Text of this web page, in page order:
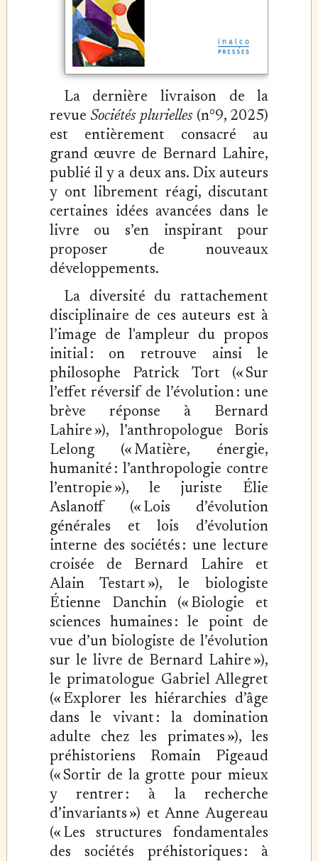
La dernière livraison de la
revue Sociétés plurielles(n°9, 2025)
est entièrement consacré au
grand œuvre de Bernard Lahire,
publié il y a deux ans. Dix auteurs
y ont librement réagi, discutant
certaines idées avancées dans le
livre ou s’en inspirant pour
proposer de nouveaux
développements.
La diversité du rattachement
disciplinaire de ces auteurs est à
l’image de l'ampleur du propos
initial : on retrouve ainsi le
philosophe Patrick Tort (« Sur
l’effet réversif de l’évolution : une
brève réponse à Bernard
Lahire »), l’anthropologue Boris
Lelong (« Matière, énergie,
humanité : l’anthropologie contre
l’entropie »), le juriste Élie
Aslanoff (« Lois d’évolution
générales et lois d’évolution
interne des sociétés : une lecture
croisée de Bernard Lahire et
Alain Testart »), le biologiste
Étienne Danchin (« Biologie et
sciences humaines : le point de
vue d’un biologiste de l’évolution
sur le livre de Bernard Lahire »),
le primatologue Gabriel Allegret
(« Explorer les hiérarchies d’âge
dans le vivant : la domination
adulte chez les primates »), les
préhistoriens Romain Pigeaud
(« Sortir de la grotte pour mieux
y rentrer : à la recherche
d’invariants ») et Anne Augereau
(« Les structures fondamentales
des sociétés préhistoriques : à